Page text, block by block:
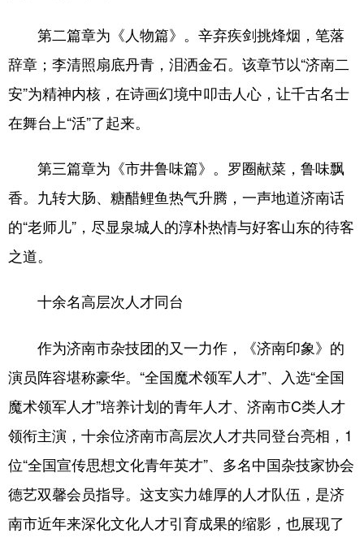
多语种频道
English Español Français عربى
Русский язык 日本語 한국어
第二篇章为《人物篇》。辛弃疾剑挑烽烟，笔落
辞章；李清照扇底丹青，泪洒金石。该章节以“济南二
安”为精神内核，在诗画幻境中叩击人心，让千古名士
在舞台上“活”了起来。
第三篇章为《市井鲁味篇》。罗圈献菜，鲁味飘
香。九转大肠、糖醋鲤鱼热气升腾，一声地道济南话
的“老师儿”，尽显泉城人的淳朴热情与好客山东的待客
之道。
十余名高层次人才同台
作为济南市杂技团的又一力作，《济南印象》的
演员阵容堪称豪华。“全国魔术领军人才”、入选“全国
魔术领军人才”培养计划的青年人才、济南市C类人才
领衔主演，十余位济南市高层次人才共同登台亮相，1
位“全国宣传思想文化青年英才”、多名中国杂技家协会
德艺双馨会员指导。这支实力雄厚的人才队伍，是济
南市近年来深化文化人才引育成果的缩影，也展现了